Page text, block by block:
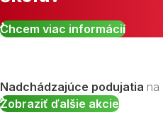
Chcem viac informácií
Nadchádzajúce podujatia na
Zobraziť ďalšie akcie